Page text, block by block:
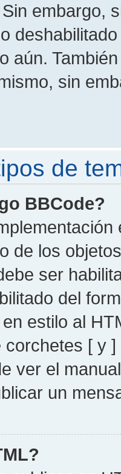
embargo,
aún.
sin
de
BBCode?
de los
ser
del
estilo al
[ y
ver el
un